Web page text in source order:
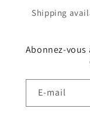
Shipping
Abonnez-
E-mail